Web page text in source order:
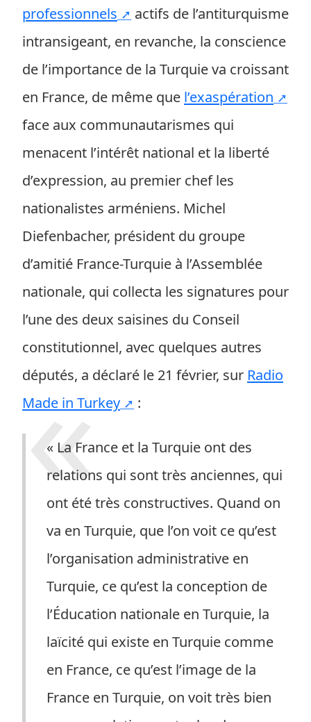
professionnels
actifs de l’antiturquisme
intransigeant, en revanche, la conscience
de l’importance de la Turquie va croissant
en France, de même que l’exaspération
face aux communautarismes qui
menacent l’intérêt national et la liberté
d’expression, au premier chef les
nationalistes arméniens. Michel
Diefenbacher, président du groupe
d’amitié France-Turquie à l’Assemblée
nationale, qui collecta les signatures pour
l’une des deux saisines du Conseil
constitutionnel, avec quelques autres
députés, a déclaré le 21 février, sur Radio
Made in Turkey
:
« La France et la Turquie ont des
relations qui sont très anciennes, qui
ont été très constructives. Quand on
va en Turquie, que l’on voit ce qu’est
l’organisation administrative en
Turquie, ce qu’est la conception de
l’Éducation nationale en Turquie, la
laïcité qui existe en Turquie comme
en France, ce qu’est l’image de la
France en Turquie, on voit très bien